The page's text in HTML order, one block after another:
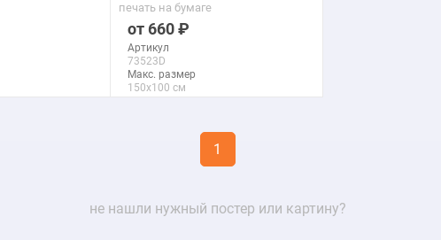
печать на бумаге
660
Артикул
73523D
Макс. размер
150x100 см
подробнее
1
не нашли нужный постер или картину?